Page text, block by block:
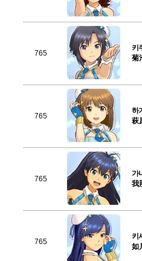
765
키
菊
765
하
萩
765
가
我
765
키
如